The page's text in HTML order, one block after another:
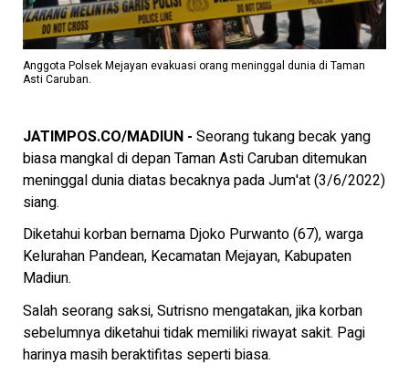
Anggota Polsek Mejayan evakuasi orang meninggal dunia di Taman
Asti Caruban.
JATIMPOS.CO/MADIUN - Seorang tukang becak yang
biasa mangkal di depan Taman Asti Caruban ditemukan
meninggal dunia diatas becaknya pada Jum'at (3/6/2022)
siang.
Diketahui korban bernama Djoko Purwanto (67), warga
Kelurahan Pandean, Kecamatan Mejayan, Kabupaten
Madiun.
Salah seorang saksi, Sutrisno mengatakan, jika korban
sebelumnya diketahui tidak memiliki riwayat sakit. Pagi
harinya masih beraktifitas seperti biasa.